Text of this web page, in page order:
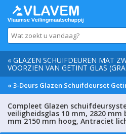
« GLAZEN SCHUIFDEUREN MAT
VOORZIEN VAN GETINT GLAS
« 3-Deurs Glazen Schuifdeurset
Compleet Glazen
veiligheidsglas 10 mm, 2820 mm
mm 2150 mm hoog, Antraciet